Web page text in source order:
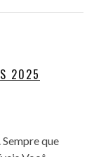
2025
que